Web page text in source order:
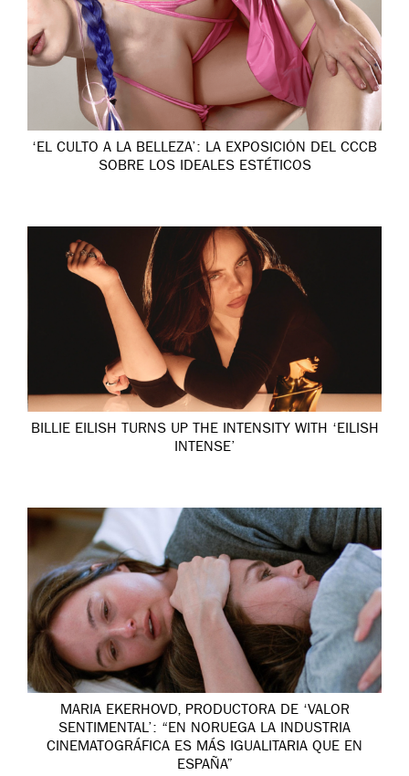
‘EL CULTO A LA BELLEZA’: LA EXPOSICIÓN DEL CCCB
SOBRE LOS IDEALES ESTÉTICOS
BILLIE EILISH TURNS UP THE INTENSITY WITH ‘EILISH
INTENSE’
MARIA EKERHOVD, PRODUCTORA DE ‘VALOR
SENTIMENTAL’: “EN NORUEGA LA INDUSTRIA
CINEMATOGRÁFICA ES MÁS IGUALITARIA QUE EN
ESPAÑA”